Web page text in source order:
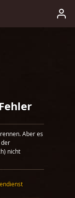
Aber es
der
nicht